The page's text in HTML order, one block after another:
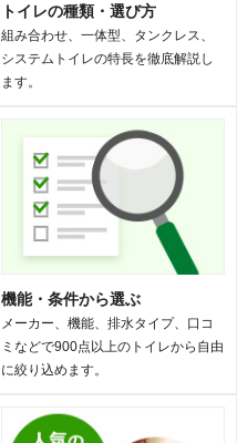
トイレの種類・選び方
組み合わせ、一体型、タンクレス、
システムトイレの特長を徹底解説し
ます。
機能・条件から選ぶ
メーカー、機能、排水タイプ、口コ
ミなどで900点以上のトイレから自由
に絞り込めます。